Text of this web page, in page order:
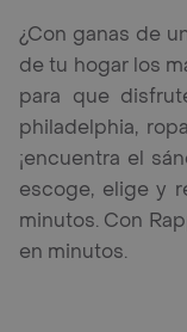
¿Con ganas de
de tu hogar los
para que
philadelphia,
¡encuentra el
escoge, elige y
minutos. Con
en minutos.